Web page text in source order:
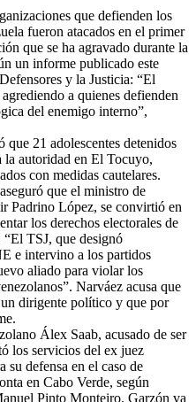
que defienden los
fueron atacados en el primer
que se ha agravado durante la
un informe publicado este
y la Justicia: “El
a quienes defienden
del enemigo interno”,
21 adolescentes detenidos
la autoridad en El Tocuyo,
con medidas cautelares.
que el ministro de
Padrino López, se convirtió en
los derechos electorales de
“El TSJ, que designó
e intervino a los partidos
aliado para violar los
Narváez acusa que
dirigente político y que por
Álex Saab, acusado de ser
los servicios del ex juez
su defensa en el caso de
en Cabo Verde, según
Pinto Monteiro. Garzón va